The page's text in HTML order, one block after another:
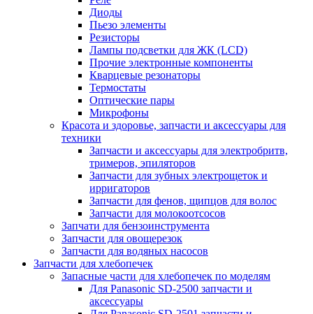
Диоды
Пьезо элементы
Резисторы
Лампы подсветки для ЖК (LCD)
Прочие электронные компоненты
Кварцевые резонаторы
Термостаты
Оптические пары
Микрофоны
Красота и здоровье, запчасти и аксессуары для
техники
Запчасти и аксессуары для электробритв,
тримеров, эпиляторов
Запчасти для зубных электрощеток и
ирригаторов
Запчасти для фенов, щипцов для волос
Запчасти для молокоотсосов
Запчати для бензоинструмента
Запчасти для овощерезок
Запчасти для водяных насосов
Запчасти для хлебопечек
Запасные части для хлебопечек по моделям
Для Panasonic SD-2500 запчасти и
аксессуары